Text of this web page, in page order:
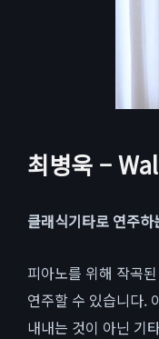
최병욱 –
클래식기타로 연주
피아노를 위해 작곡
연주할 수 있습니다.
내내는 것이 아닌 기